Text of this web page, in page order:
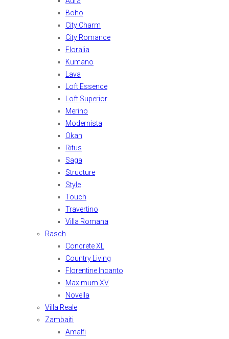
Boho
City Charm
City Romance
Floralia
Kumano
Lava
Loft Essence
Loft Superior
Merino
Modernista
Okan
Ritus
Saga
Structure
Style
Touch
Travertino
Villa Romana
Rasch
Concrete XL
Country Living
Florentine Incanto
Maximum XV
Novella
Villa Reale
Zambaiti
Amalfi